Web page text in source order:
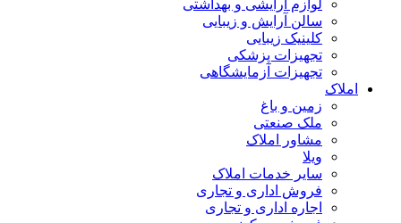
لوازم آرایشی و بهداشتی
سالن آرایش و زیبایی
کلینیک زیبایی
تجهیزات پزشکی
تجهیزات آزمایشگاهی
املاک
زمین و باغ
ملک صنعتی
مشاور املاک
ویلا
سایر خدمات املاک
فروش اداری و تجاری
اجاره اداری و تجاری